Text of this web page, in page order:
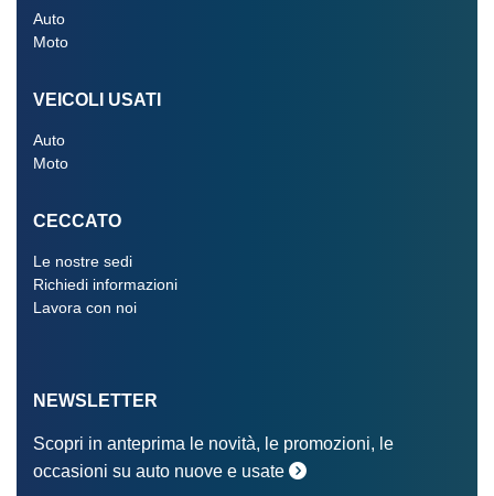
Auto
Moto
VEICOLI USATI
Auto
Moto
CECCATO
Le nostre sedi
Richiedi informazioni
Lavora con noi
NEWSLETTER
Scopri in anteprima le novità, le promozioni, le
occasioni su auto nuove e usate